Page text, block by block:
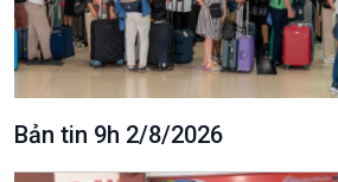
Bản tin 9h 2/8/2026